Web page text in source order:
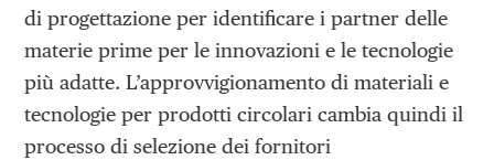
di progettazione per identificare i partner delle
materie prime per le innovazioni e le tecnologie
più adatte. L’approvvigionamento di materiali e
tecnologie per prodotti circolari cambia quindi il
processo di selezione dei fornitori